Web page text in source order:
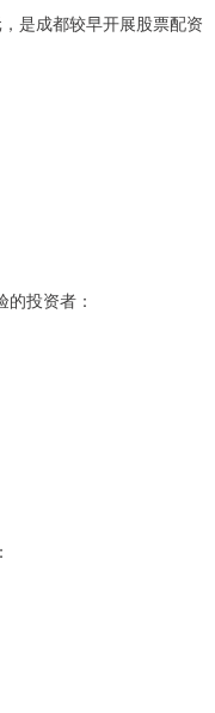
是成都较早开展股票配资
投资者：